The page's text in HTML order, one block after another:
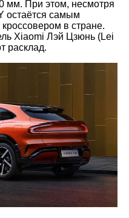
мм. При этом, несмотря
остаётся самым
в стране.
Xiaomi Лэй Цзюнь (Lei
расклад.